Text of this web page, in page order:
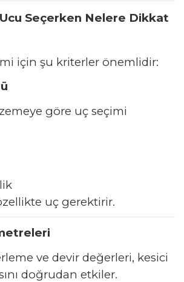
Ucu Seçerken Nelere Dikkat
için şu kriterler önemlidir:
göre uç seçimi
uç gerektirir.
ve devir değerleri, kesici
doğrudan etkiler.